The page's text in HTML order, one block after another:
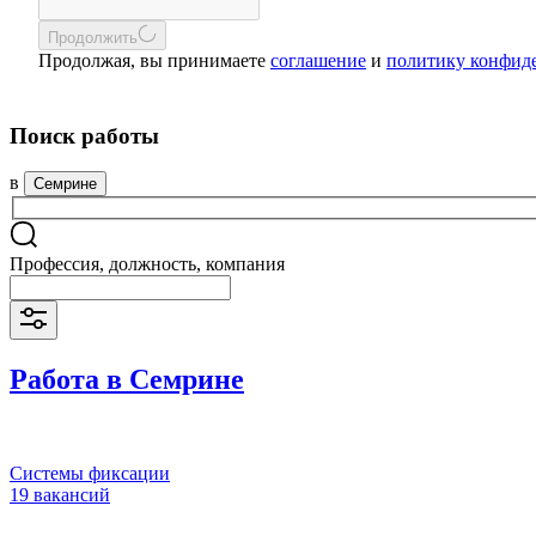
Продолжить
Продолжая, вы принимаете соглашение и политику
Поиск работы
в Семрине
Профессия, должность, компания
Работа в Семрине
Системы фиксации
19 вакансий